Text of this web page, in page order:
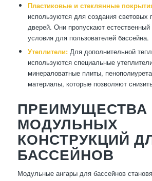
Пластиковые и стеклянные
используются для создания световых
дверей. Они пропускают
условия для пользователей бассейна.
Утеплители:Для дополнительной
используются специальные
минераловатные плиты,
материалы, которые позволяют
ПРЕИМУЩЕСТВА
МОДУЛЬНЫХ
КОНСТРУКЦИЙ
БАССЕЙНОВ
Модульные ангары для бассейнов